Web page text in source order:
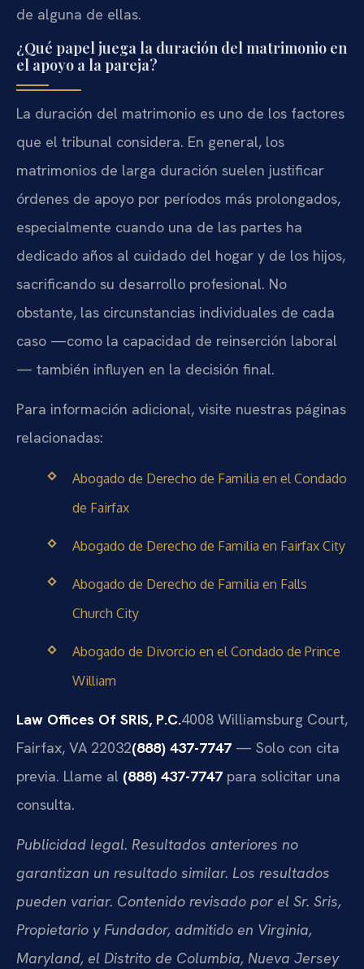
de alguna de ellas.
¿Qué papel juega la duración del matrimonio en
el apoyo a la pareja?
La duración del matrimonio es uno de los factores
que el tribunal considera. En general, los
matrimonios de larga duración suelen justificar
órdenes de apoyo por períodos más prolongados,
especialmente cuando una de las partes ha
dedicado años al cuidado del hogar y de los hijos,
sacrificando su desarrollo profesional. No
obstante, las circunstancias individuales de cada
caso —como la capacidad de reinserción laboral
— también influyen en la decisión final.
Para información adicional, visite nuestras páginas
relacionadas:
Abogado de Derecho de Familia en el Condado
de Fairfax
Abogado de Derecho de Familia en Fairfax City
Abogado de Derecho de Familia en Falls
Church City
Abogado de Divorcio en el Condado de Prince
William
Law Offices Of SRIS, P.C.4008 Williamsburg Court,
Fairfax, VA 22032(888) 437-7747 — Solo con cita
previa. Llame al (888) 437-7747 para solicitar una
consulta.
Publicidad legal. Resultados anteriores no
garantizan un resultado similar. Los resultados
pueden variar. Contenido revisado por el Sr. Sris,
Propietario y Fundador, admitido en Virginia,
Maryland, el Distrito de Columbia, Nueva Jersey